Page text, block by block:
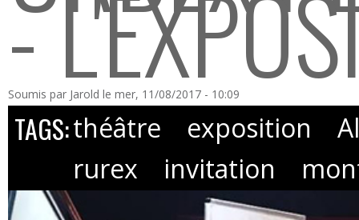
-
Soumis par Jarold le mer, 11/08/2017 - 10:09
TAGS:théâtre exposition
rurex
invitation